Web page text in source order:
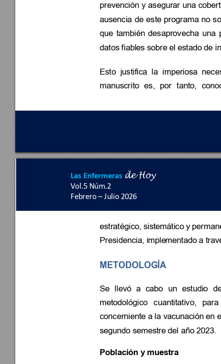
prevención y asegurar una
ausencia de este programa no
que también desaprovecha una
datos fiables sobre el estado de
Esto justifica la imperiosa
manuscrito es, por tanto,
Las Enfermeras de Hoy
Vol.5 Núm.2
Febrero – Julio 2026
estratégico, sistemático y
Presidencia, implementado a
METODOLOGÍA
Se llevó a cabo un estudio
metodológico
cuantitativo,
para
concerniente a la vacunación en
segundo semestre del año 2023.
Población y muestra